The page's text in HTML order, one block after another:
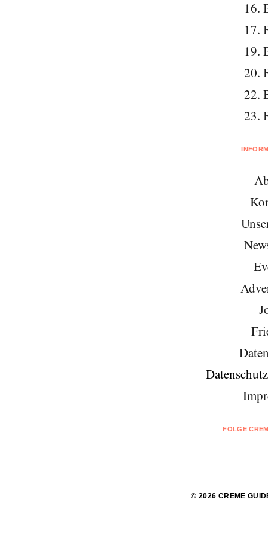
16.
17.
19.
20.
22.
23.
FOLGE
© 2026 CREME